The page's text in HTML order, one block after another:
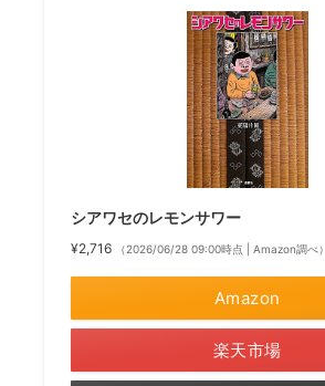
シアワセのレモンサワー
¥2,716 （2026/06/28 09:00時点 | Amazon調べ）
Amazon
楽天市場